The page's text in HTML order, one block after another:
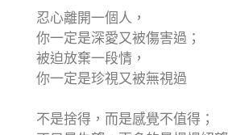
忍心離開一個人，
你一定是深愛又被傷害過；
被迫放棄一段情，
你一定是珍視又被無視過
不是捨得，而是感覺不值得；